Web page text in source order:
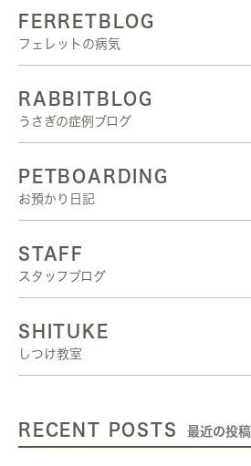
FERRETBLOG
フェレットの病気
RABBITBLOG
うさぎの症例ブログ
PETBOARDING
お預かり日記
STAFF
スタッフブログ
SHITUKE
しつけ教室
RECENT POSTS 最近の投稿